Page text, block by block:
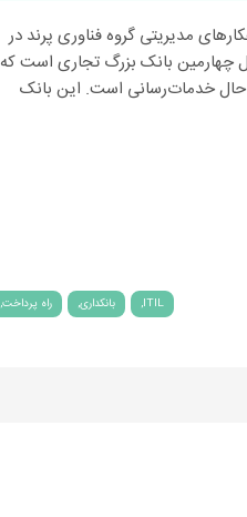
مدیریتی گروه فناوری پرند در
چهارمین بانک بزرگ تجاری ا‌ست که
شده و ۳۵ سال است که در حال خدمات‌رسانی‌ است. این بانک
ITIL بانکداری راه پرداخت